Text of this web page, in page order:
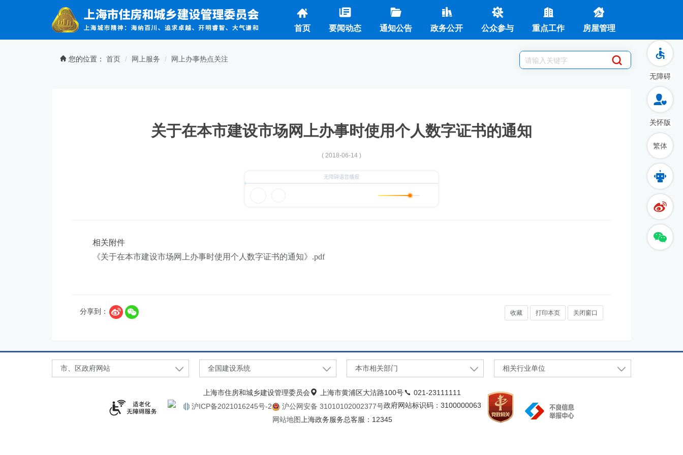
首页 要闻动态 通知公告 政务公开 公众参与 重点工作 房屋管理
您的位置： 首页 网上服务 网上办事热点关注
关于在本市建设市场网上办事时使用个人数字证书的通知
( 2018-06-14 )
相关附件
《关于在本市建设市场网上办事时使用个人数字证书的通知》.pdf
分享到： 收藏 打印本页 关闭窗口
市、区政府网站 全国建设系统 本市相关部门 相关行业单位
上海市住房和城乡建设管理委员会 上海市黄浦区大沽路100号
021-23111111
沪ICP备2021016245号-2
沪公网安备 31010102002377号政府网站标识码：3100000063
网站地图 上海政务服务总客服：12345
无障碍
关怀版
繁体